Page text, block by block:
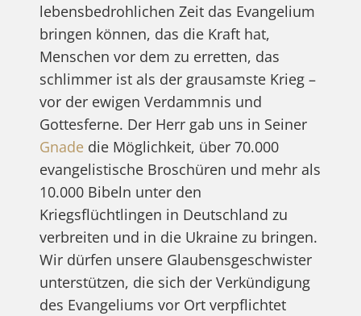
lebensbedrohlichen Zeit das Evangelium
bringen können, das die Kraft hat,
Menschen vor dem zu erretten, das
schlimmer ist als der grausamste Krieg –
vor der ewigen Verdammnis und
Gottesferne. Der Herr gab uns in Seiner
Gnadedie Möglichkeit, über 70.000
evangelistische Broschüren und mehr als
10.000 Bibeln unter den
Kriegsflüchtlingen in Deutschland zu
verbreiten und in die Ukraine zu bringen.
Wir dürfen unsere Glaubensgeschwister
unterstützen, die sich der Verkündigung
des Evangeliums vor Ort verpflichtet